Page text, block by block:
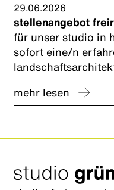
29.06.2026
stellenangebot
für unser studio in
sofort eine/n
kommunaler
mehr lesen